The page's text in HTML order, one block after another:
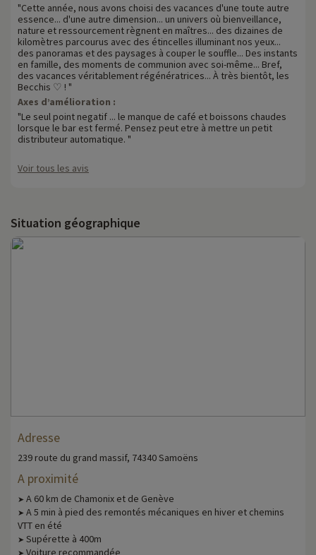
"Cette année, nous avons choisi des vacances d'une toute autre
essence... d'une autre dimension... un univers où bienveillance,
nature et ressourcement règnent en maîtres... des dizaines de
kilomètres parcourus avec des étincelles illuminant nos yeux...
des panoramas et des paysages à couper le souffle... Des instants
en famille, des moments de communion avec soi-même... Bref,
des vacances véritablement régénératrices... À très bientôt, les
Becchis ♡ ! "
Axes d’amélioration :
"Le seul point negatif ... le manque de café et boissons chaudes
lorsque le bar est fermé. Pensez peut etre à mettre un petit
distributeur automatique. "
Voir tous les avis
Situation géographique
Adresse
239 route du grand massif, 74340 Samoëns
A proximité
➤ A 60 km de Chamonix et de Genève
➤ A 5 min à pied des remontés mécaniques en hiver et chemins
VTT en été
➤ Supérette à 400m
➤ Voiture recommandée